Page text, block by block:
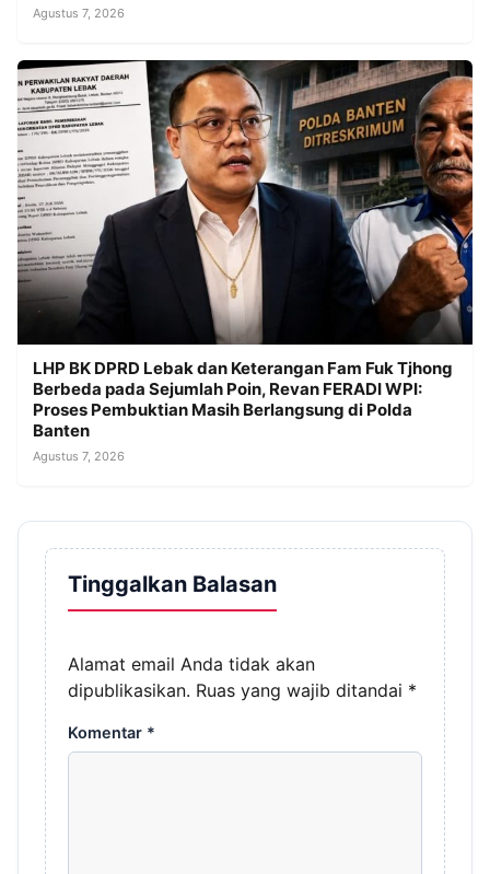
Agustus 7, 2026
LHP BK DPRD Lebak dan Keterangan Fam Fuk Tjhong
Berbeda pada Sejumlah Poin, Revan FERADI WPI:
Proses Pembuktian Masih Berlangsung di Polda
Banten
Agustus 7, 2026
Tinggalkan Balasan
Alamat email Anda tidak akan
dipublikasikan. Ruas yang wajib ditandai *
Komentar *